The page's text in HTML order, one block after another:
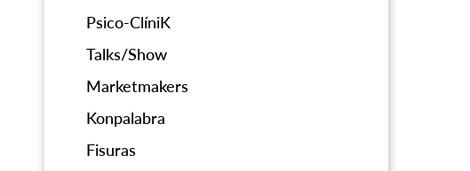
Psico-ClíniK
Talks/Show
Marketmakers
Konpalabra
Fisuras